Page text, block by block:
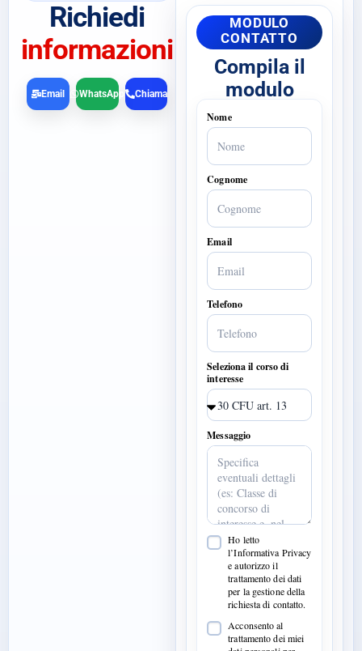
Richiedi
informazioni
Chiama
Email WhatsApp
MODULO
CONTATTO
Compila il
modulo
Nome
Cognome
Email
Telefono
Seleziona il corso di
interesse
Messaggio
Ho letto
l’Informativa Privacy
e autorizzo il
trattamento dei dati
per la gestione della
richiesta di contatto.
Acconsento al
trattamento dei miei